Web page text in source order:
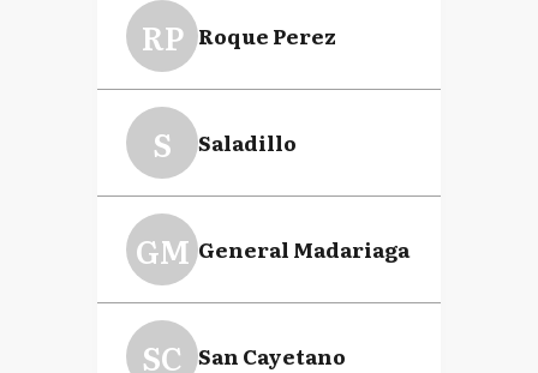
RP Roque Perez
S Saladillo
GM General Madariaga
SC San Cayetano